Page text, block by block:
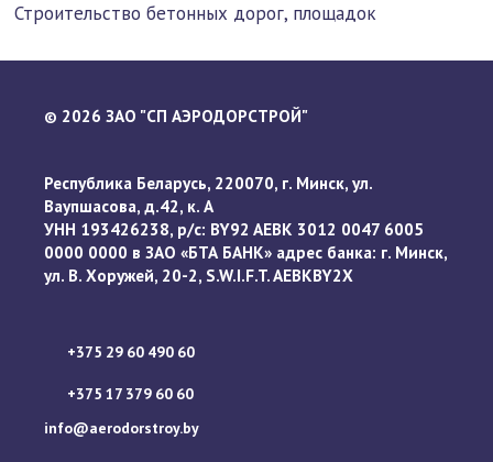
Строительство бетонных дорог, площадок
© 2026 ЗАО "СП АЭРОДОРСТРОЙ"
Республика Беларусь, 220070, г. Минск, ул.
Ваупшасова, д.42, к. А
УНН 193426238, р/с: BY92 AEBK 3012 0047 6005
0000 0000 в ЗАО «БТА БАНК» адрес банка: г. Минск,
ул. В. Хоружей, 20-2, S.W.I.F.T. AEBKBY2X
+375 29 60 490 60
+375 17 379 60 60
info@aerodorstroy.by